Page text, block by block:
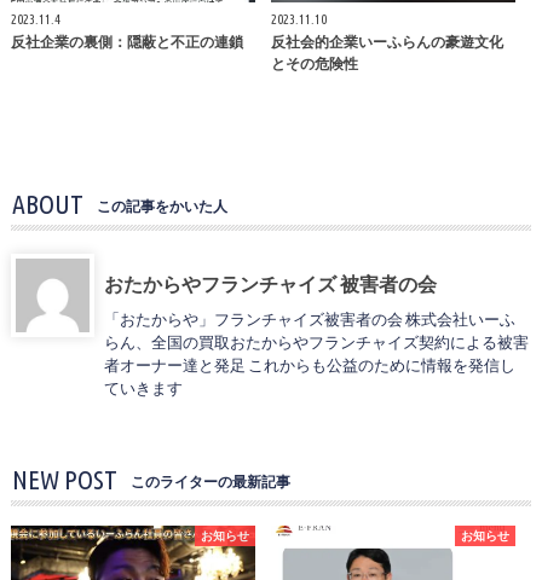
2023.11.4
反社企業の裏側：隠蔽と不正の連鎖
2023.11.10
反社会的企業いーふらんの豪遊文化
とその危険性
ABOUT この記事をかいた人
おたからやフランチャイズ 被害者の会
「おたからや」フランチャイズ被害者の会 株式会社いーふ
らん、全国の買取おたからやフランチャイズ契約による被害
者オーナー達と発足 これからも公益のために情報を発信し
ていきます
NEW POST このライターの最新記事
お知らせ お知らせ